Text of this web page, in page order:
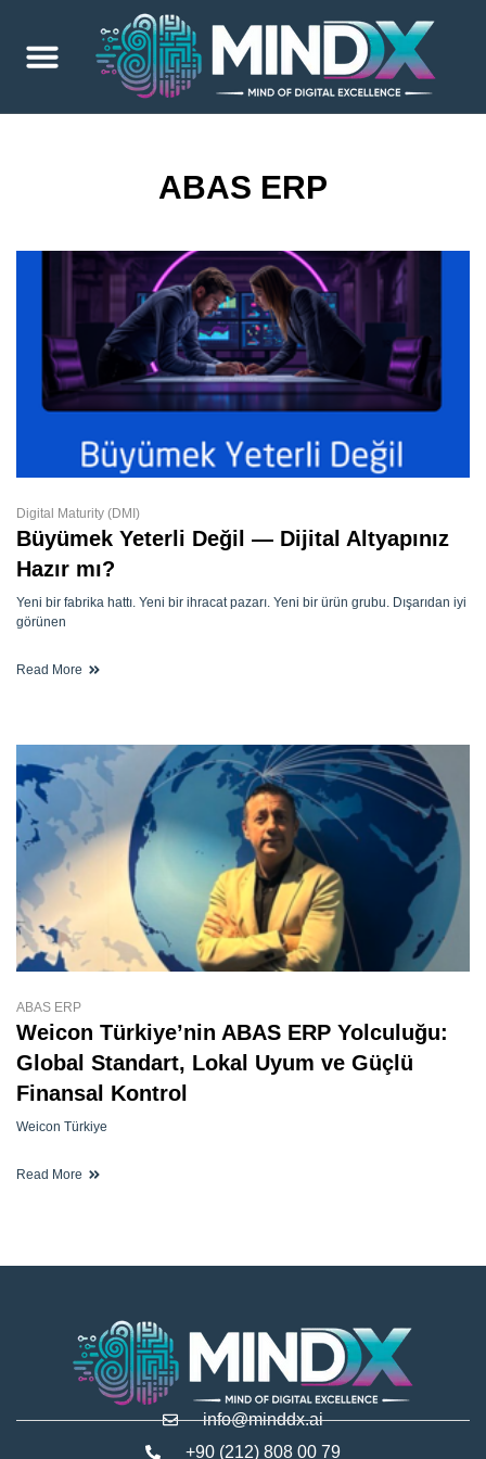
ABAS ERP
Digital Maturity (DMI)
Büyümek Yeterli Değil — Dijital Altyapınız
Hazır mı?
Yeni bir fabrika hattı. Yeni bir ihracat pazarı. Yeni bir ürün grubu. Dışarıdan iyi
görünen
Read More
ABAS ERP
Weicon Türkiye’nin ABAS ERP Yolculuğu:
Global Standart, Lokal Uyum ve Güçlü
Finansal Kontrol
Weicon Türkiye
Read More
info@minddx.ai
+90 (212) 808 00 79